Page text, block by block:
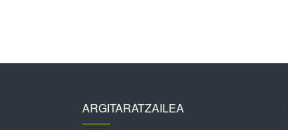
ARGITARATZAILEA